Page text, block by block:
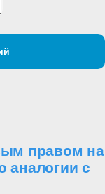
правом на
аналогии с